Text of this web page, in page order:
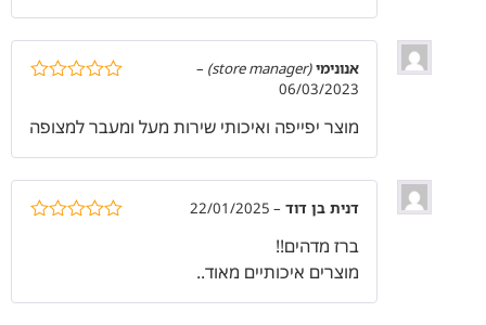
אנונימי(store manager)
–
06/03/2023
מוצר יפייפה ואיכותי שירות מעל ומעבר למצופה
דנית בן דוד –
22/01/2025
ברז מדהים!!
מוצרים איכותיים מאוד..